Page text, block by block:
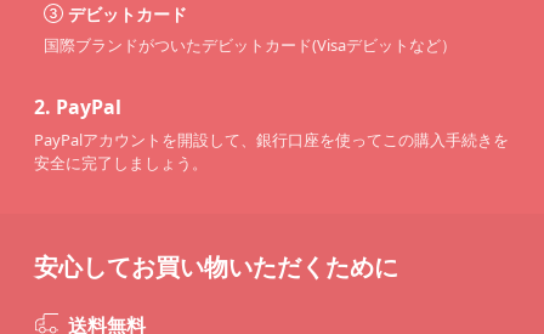
デビットカード
国際ブランドがついたデビットカード(Visaデビットなど）
2. PayPal
PayPalアカウントを開設して、銀行口座を使ってこの購入手続きを
安全に完了しましょう。
安心してお買い物いただくために
送料無料